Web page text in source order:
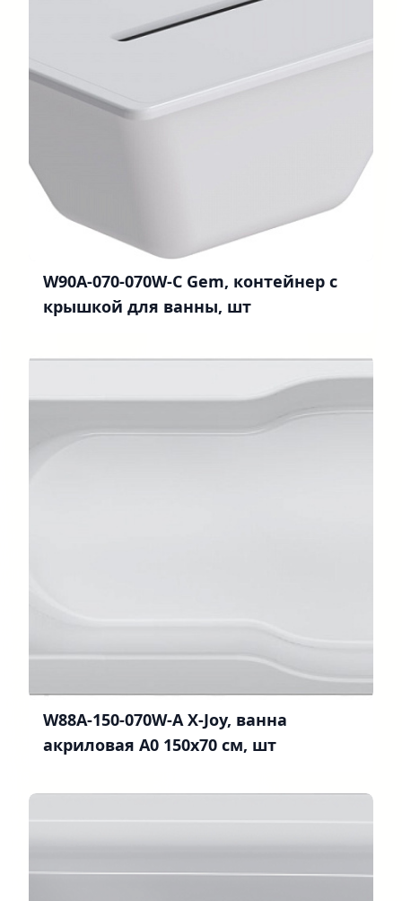
W90A-070-070W-C Gem, контейнер с
крышкой для ванны, шт
W88A-150-070W-A X-Joy, ванна
акриловая A0 150x70 см, шт